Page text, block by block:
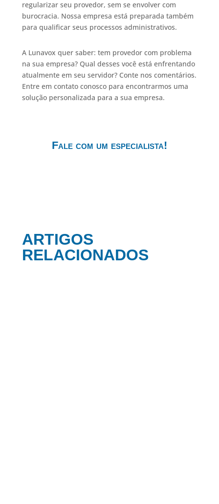
regularizar seu provedor, sem se envolver com
burocracia. Nossa empresa está preparada também
para qualificar seus processos administrativos.
A Lunavox quer saber: tem provedor com problema
na sua empresa? Qual desses você está enfrentando
atualmente em seu servidor? Conte nos comentários.
Entre em contato conosco para encontrarmos uma
solução personalizada para a sua empresa.
Fale com um especialista!
ARTIGOS
RELACIONADOS